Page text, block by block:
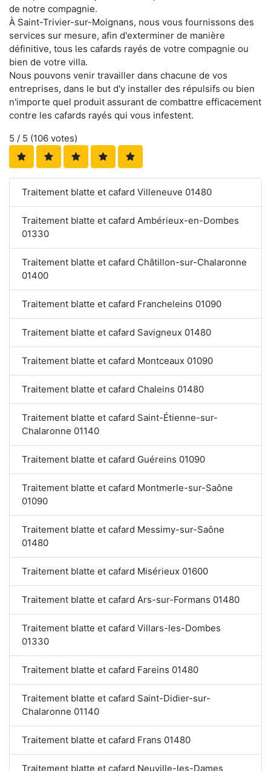
de notre compagnie.
À Saint-Trivier-sur-Moignans, nous vous fournissons des
services sur mesure, afin d'exterminer de manière
définitive, tous les cafards rayés de votre compagnie ou
bien de votre villa.
Nous pouvons venir travailler dans chacune de vos
entreprises, dans le but d'y installer des répulsifs ou bien
n'importe quel produit assurant de combattre efficacement
contre les cafards rayés qui vous infestent.
5 / 5 (106 votes)
Traitement blatte et cafard Villeneuve 01480
Traitement blatte et cafard Ambérieux-en-Dombes
01330
Traitement blatte et cafard Châtillon-sur-Chalaronne
01400
Traitement blatte et cafard Francheleins 01090
Traitement blatte et cafard Savigneux 01480
Traitement blatte et cafard Montceaux 01090
Traitement blatte et cafard Chaleins 01480
Traitement blatte et cafard Saint-Étienne-sur-
Chalaronne 01140
Traitement blatte et cafard Guéreins 01090
Traitement blatte et cafard Montmerle-sur-Saône
01090
Traitement blatte et cafard Messimy-sur-Saône
01480
Traitement blatte et cafard Misérieux 01600
Traitement blatte et cafard Ars-sur-Formans 01480
Traitement blatte et cafard Villars-les-Dombes
01330
Traitement blatte et cafard Fareins 01480
Traitement blatte et cafard Saint-Didier-sur-
Chalaronne 01140
Traitement blatte et cafard Frans 01480
Traitement blatte et cafard Neuville-les-Dames